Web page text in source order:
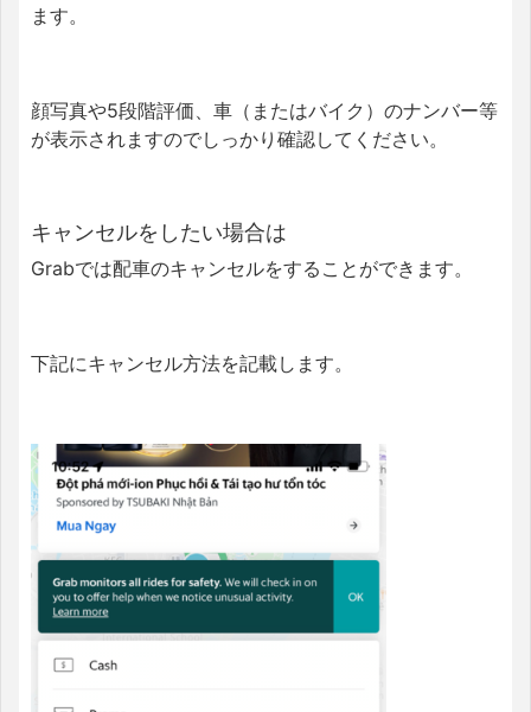
ます。
顔写真や5段階評価、車（またはバイク）のナンバー等
が表示されますのでしっかり確認してください。
キャンセルをしたい場合は
Grabでは配車のキャンセルをすることができます。
下記にキャンセル方法を記載します。